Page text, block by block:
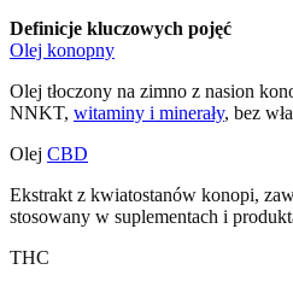
Definicje kluczowych pojęć
Olej konopny
Olej tłoczony na zimno z nasion
NNKT, witaminy i minerały, bez
Olej CBD
Ekstrakt z kwiatostanów konopi,
stosowany w suplementach i
THC